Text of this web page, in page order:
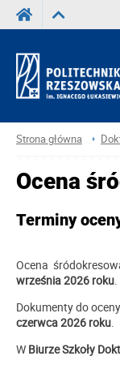
Strona główna
Ocena
Terminy
Ocena
września 2026 roku
Dokumenty do
czerwca 2026 roku
W Biurze Szkoły